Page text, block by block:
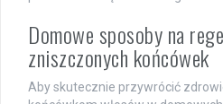
Domowe sposoby na
zniszczonych końcówek
Aby skutecznie przywrócić